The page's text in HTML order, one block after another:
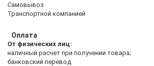
Самовывоз
Транспортной компанией
Оплата
От физических лиц:
наличный расчет при получении товара;
банковский перевод.